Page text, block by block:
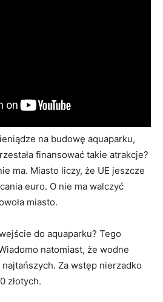
na budowę aquaparku,
finansować takie atrakcje?
ma. Miasto liczy, że UE jeszcze
euro. O nie ma walczyć
miasto.
do aquaparku? Tego
natomiast, że wodne
Za wstęp nierzadko
złotych.